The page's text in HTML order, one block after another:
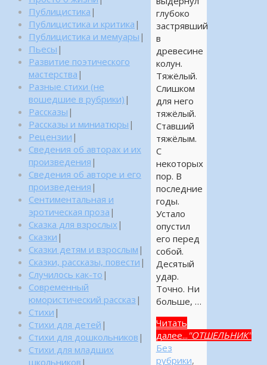
глубоко
застрявший
в
древесине
колун.
Тяжёлый.
Слишком
для него
тяжёлый.
Ставший
тяжёлым.
С
некоторых
пор. В
последние
годы.
Устало
опустил
его перед
собой.
Десятый
удар.
Точно. Ни
больше, …
Читать
далее... "ОТШЕЛЬНИК"
Без
рубрики,
Публицистика |
Публицистика и критика |
Публицистика и мемуары |
Пьесы |
Развитие поэтического
мастерства |
Разные стихи (не
вошедшие в рубрики) |
Рассказы |
Рассказы и миниатюры |
Рецензии |
Сведения об авторах и их
произведения |
Сведения об авторе и его
произведения |
Сентиментальная и
эротическая проза |
Сказка для взрослых |
Сказки |
Сказки детям и взрослым |
Сказки, рассказы, повести |
Случилось как-то |
Современный
юмористический рассказ |
Стихи |
Стихи для детей |
Стихи для дошкольников |
Стихи для младших
школьников |